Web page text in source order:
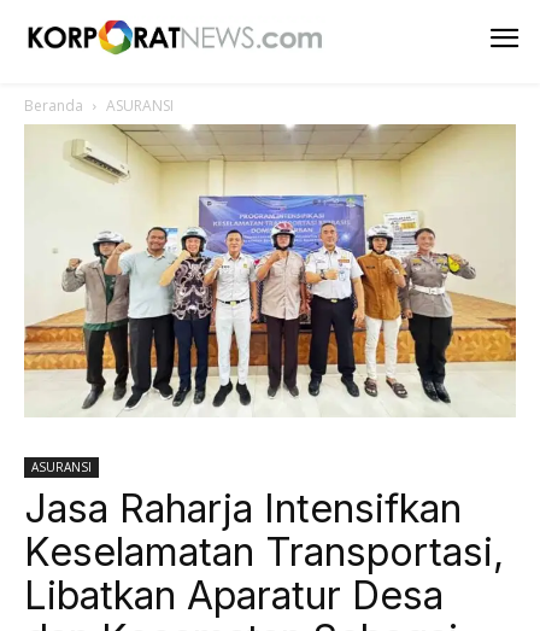
Beranda ASURANSI
ASURANSI
Jasa Raharja Intensifkan
Keselamatan Transportasi,
Libatkan Aparatur Desa